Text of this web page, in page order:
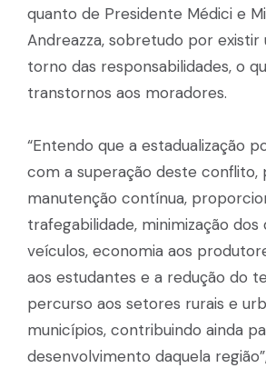
quanto de Presidente Médici e
Andreazza, sobretudo por
torno das responsabilidades, o
transtornos aos moradores.
“Entendo que a estadualização
com a superação deste conflito,
manutenção contínua,
trafegabilidade, minimização dos
veículos, economia aos
aos estudantes e a redução do
percurso aos setores rurais e
municípios, contribuindo ainda
desenvolvimento daquela